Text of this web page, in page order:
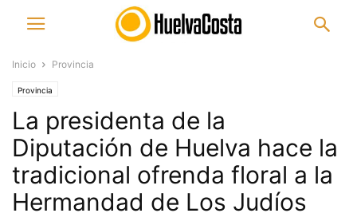
Inicio Provincia
Provincia
La presidenta de la
Diputación de Huelva hace la
tradicional ofrenda floral a la
Hermandad de Los Judíos